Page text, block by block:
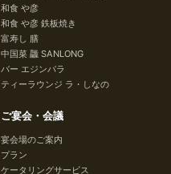
和食 や彦
和食 や彦 鉄板焼き
富寿し 膳
中国菜 龘 SANLONG
バー エジンバラ
ティーラウンジ ラ・しなの
ご宴会・会議
宴会場のご案内
プラン
ケータリングサービス